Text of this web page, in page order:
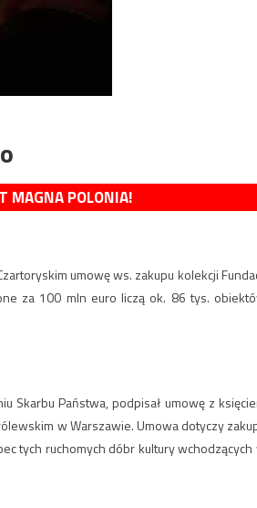
MAGNA POLONIA!
umowę ws. zakupu kolekcji
za 100 mln euro liczą ok. 86 tys.
Skarbu Państwa, podpisał umowę z
w Warszawie. Umowa dotyczy
tych ruchomych dóbr kultury wchodzących